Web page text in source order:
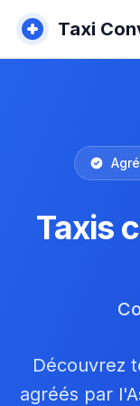
Taxi
Taxis
Découvrez
agréés par